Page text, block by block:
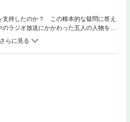
支持したのか？ この根本的な疑問に答え
ラジオ放送にかかわった五人の人物を取
説いた高嶋米峰と、それを引き継いだ友松
やした松下幸之助、「大東亜共栄圏」を広
掛け人・下村宏。これまで見過ごされて
を真正面から検証する。昭和天皇の「終
章）世界最強のマスメディア・日本のラ
家 高嶋米峰／（第二章）時代の寵児 友
の仕掛け人 下村宏／（終章）昭和初期
オに始まり、ラジオに終わった！》